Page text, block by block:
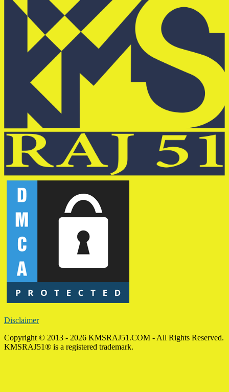
Disclaimer
Copyright © 2013 - 2026 KMSRAJ51.COM - All Rights Reserved.
KMSRAJ51® is a registered trademark.